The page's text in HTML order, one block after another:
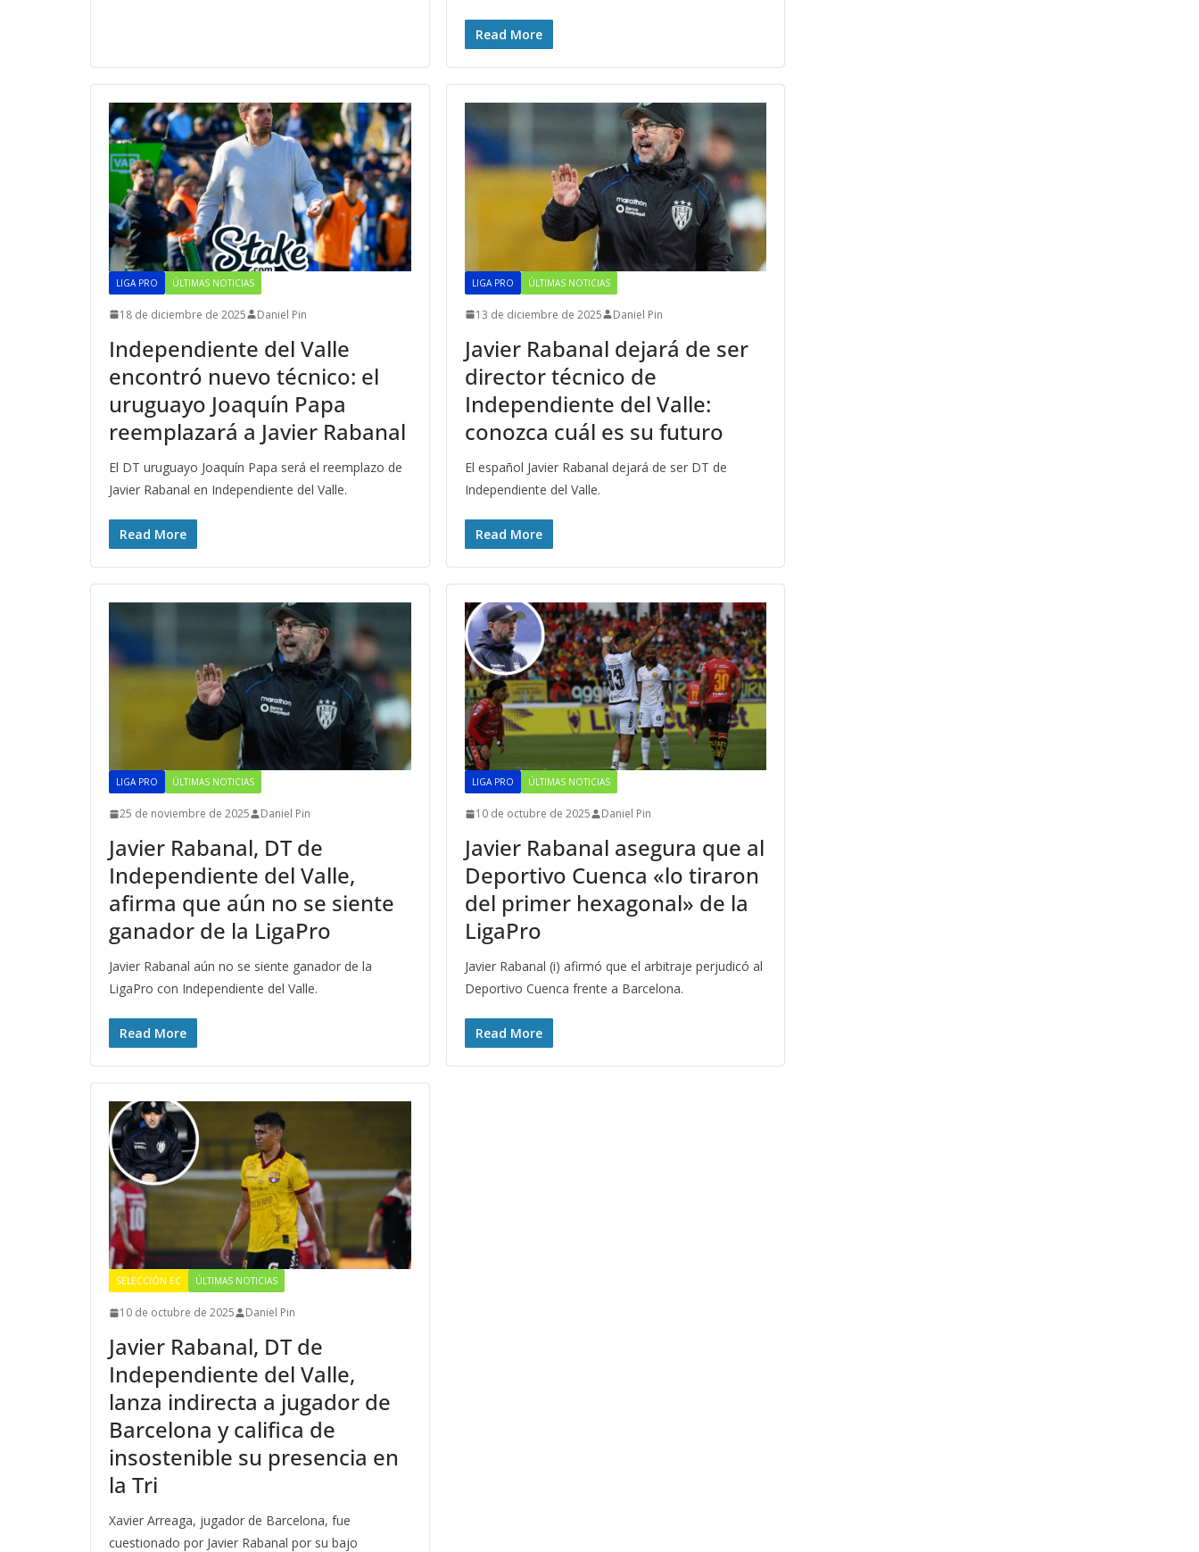
Read More
LIGA PRO ÚLTIMAS NOTICIAS
18 de diciembre de 2025 Daniel Pin
Independiente del Valle
encontró nuevo técnico: el
uruguayo Joaquín Papa
reemplazará a Javier Rabanal
El DT uruguayo Joaquín Papa será el reemplazo de
Javier Rabanal en Independiente del Valle.
Read More
LIGA PRO ÚLTIMAS NOTICIAS
13 de diciembre de 2025 Daniel Pin
Javier Rabanal dejará de ser
director técnico de
Independiente del Valle:
conozca cuál es su futuro
El español Javier Rabanal dejará de ser DT de
Independiente del Valle.
Read More
LIGA PRO ÚLTIMAS NOTICIAS
25 de noviembre de 2025 Daniel Pin
Javier Rabanal, DT de
Independiente del Valle,
afirma que aún no se siente
ganador de la LigaPro
Javier Rabanal aún no se siente ganador de la
LigaPro con Independiente del Valle.
Read More
LIGA PRO ÚLTIMAS NOTICIAS
10 de octubre de 2025 Daniel Pin
Javier Rabanal asegura que al
Deportivo Cuenca «lo tiraron
del primer hexagonal» de la
LigaPro
Javier Rabanal (i) afirmó que el arbitraje perjudicó al
Deportivo Cuenca frente a Barcelona.
Read More
SELECCIÓN EC ÚLTIMAS NOTICIAS
10 de octubre de 2025 Daniel Pin
Javier Rabanal, DT de
Independiente del Valle,
lanza indirecta a jugador de
Barcelona y califica de
insostenible su presencia en
la Tri
Xavier Arreaga, jugador de Barcelona, fue
cuestionado por Javier Rabanal por su bajo